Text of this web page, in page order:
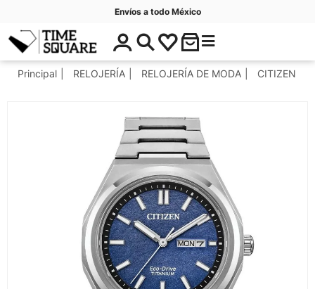
Envíos a todo México
Timesquare
$
0
.
C
t
í
a
Principal RELOJERÍA RELOJERÍA DE MODA CITIZEN